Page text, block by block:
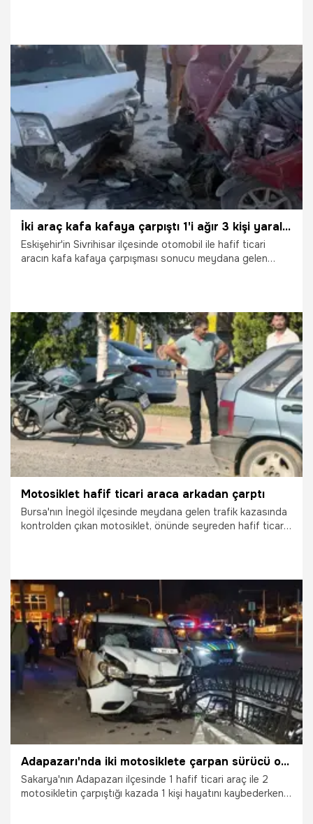
Gündem
İki araç kafa kafaya çarpıştı 1'i ağır 3 kişi yaralandı
Eskişehir'in Sivrihisar ilçesinde otomobil ile hafif ticari
aracın kafa kafaya çarpışması sonucu meydana gelen
17.07.2026 Eskişehir
Motosiklet hafif ticari araca arkadan çarptı
Bursa'nın İnegöl ilçesinde meydana gelen trafik kazasında
kontrolden çıkan motosiklet, önünde seyreden hafif ticari
16.07.2026 Gündem
Adapazarı'nda iki motosiklete çarpan sürücü ortalığı savaş alanına çevirdi
Sakarya'nın Adapazarı ilçesinde 1 hafif ticari araç ile 2
motosikletin çarpıştığı kazada 1 kişi hayatını kaybederken,